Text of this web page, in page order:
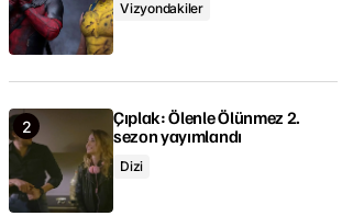
Vizyondakiler
Çıplak: Ölenle Ölünmez 2.
sezon yayımlandı
Dizi